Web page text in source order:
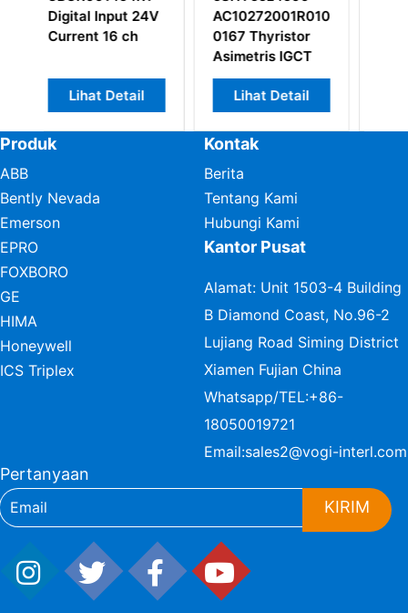
AC10272001R0101/5SXE08-
0167 Thyristor
Lihat Detail Lihat Detail
Produk
ABB
Bently Nevada
Emerson
EPRO
FOXBORO
GE
HIMA
Honeywell
ICS Triplex
Kontak
Berita
Tentang Kami
Hubungi Kami
Kantor Pusat
Alamat: Unit 1503-4 Building
B Diamond Coast, No.96-2
Lujiang Road Siming District
Xiamen Fujian China
Whatsapp/TEL:+86-
18050019721
Email:sales2@vogi-interl.com
Pertanyaan
KIRIM